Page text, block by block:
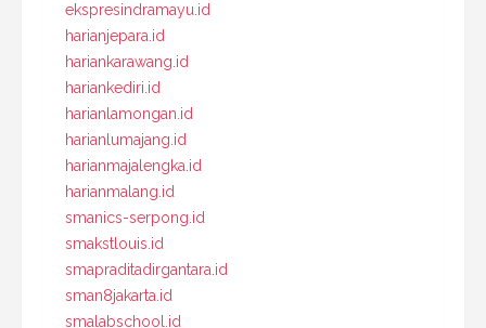
ekspresindramayu.id
harianjepara.id
hariankarawang.id
hariankediri.id
harianlamongan.id
harianlumajang.id
harianmajalengka.id
harianmalang.id
smanics-serpong.id
smakstlouis.id
smapraditadirgantara.id
sman8jakarta.id
smalabschool.id